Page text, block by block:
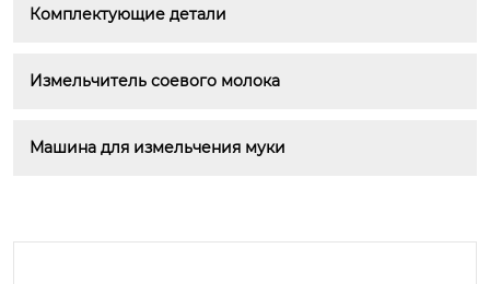
Комплектующие детали
Измельчитель соевого молока
Машина для измельчения муки